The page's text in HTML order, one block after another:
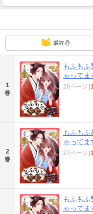
最終巻
1
巻
もふも
ゃってま
26ページ
2
巻
もふも
ゃってま
27ページ
もふも
ゃってま